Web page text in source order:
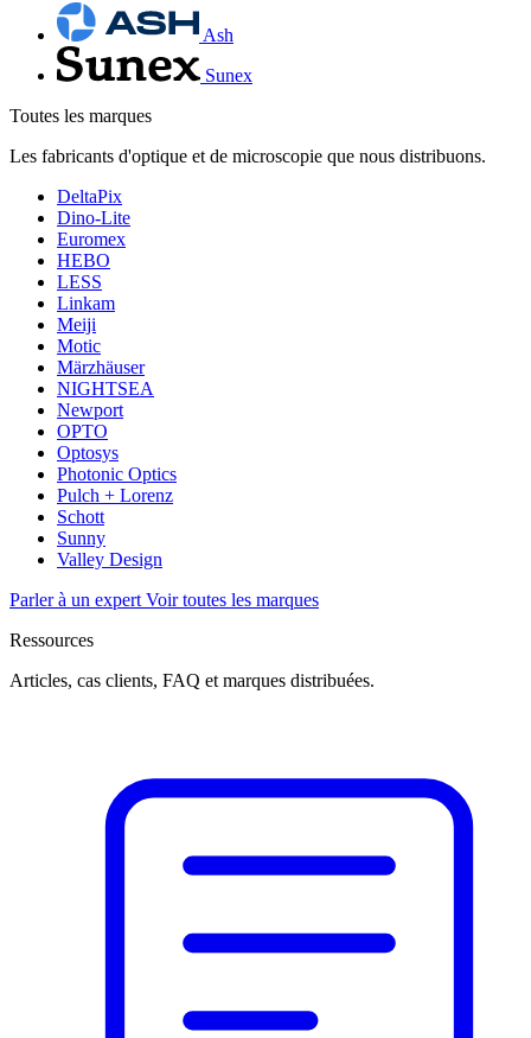
Ash
Sunex
Toutes les marques
Les fabricants d'optique et de microscopie que nous distribuons.
DeltaPix
Dino-Lite
Euromex
HEBO
LESS
Linkam
Meiji
Motic
Märzhäuser
NIGHTSEA
Newport
OPTO
Optosys
Photonic Optics
Pulch + Lorenz
Schott
Sunny
Valley Design
Parler à un expert Voir toutes les marques
Ressources
Articles, cas clients, FAQ et marques distribuées.